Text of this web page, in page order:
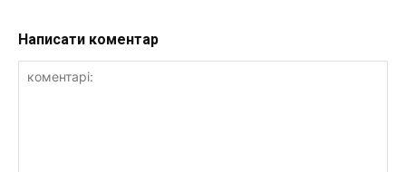
Написати коментар